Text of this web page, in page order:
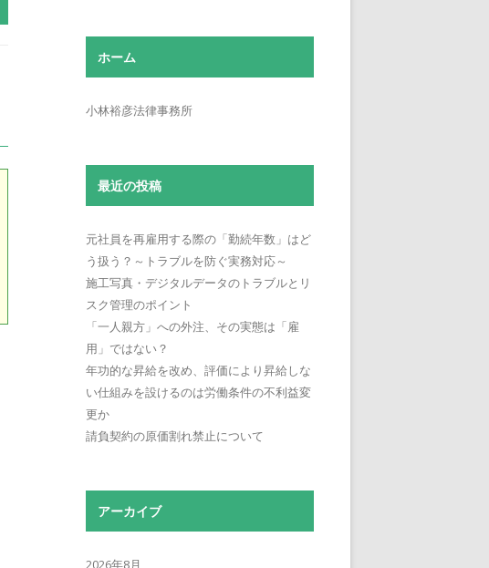
ホーム
小林裕彦法律事務所
最近の投稿
元社員を再雇用する際の「勤続年数」はど
う扱う？～トラブルを防ぐ実務対応～
施工写真・デジタルデータのトラブルとリ
スク管理のポイント
「一人親方」への外注、その実態は「雇
用」ではない？
年功的な昇給を改め、評価により昇給しな
い仕組みを設けるのは労働条件の不利益変
更か
請負契約の原価割れ禁止について
アーカイブ
2026年8月